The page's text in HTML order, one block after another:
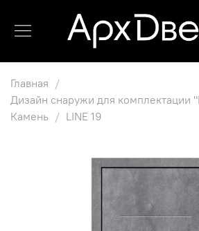
Главная
Дизайн снаружи для
Камень
LINE 19